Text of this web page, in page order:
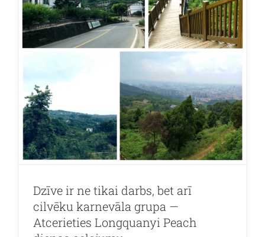
Pārvietots
uz
Liando
U
Dzīve ir ne tikai darbs, bet arī
cilvēku karnevāla grupa —
Atcerieties Longquanyi Peach